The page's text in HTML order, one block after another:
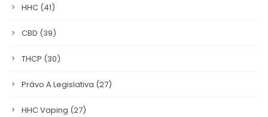
HHC (41)
CBD (39)
THCP (30)
Právo A Legislativa (27)
HHC Vaping (27)